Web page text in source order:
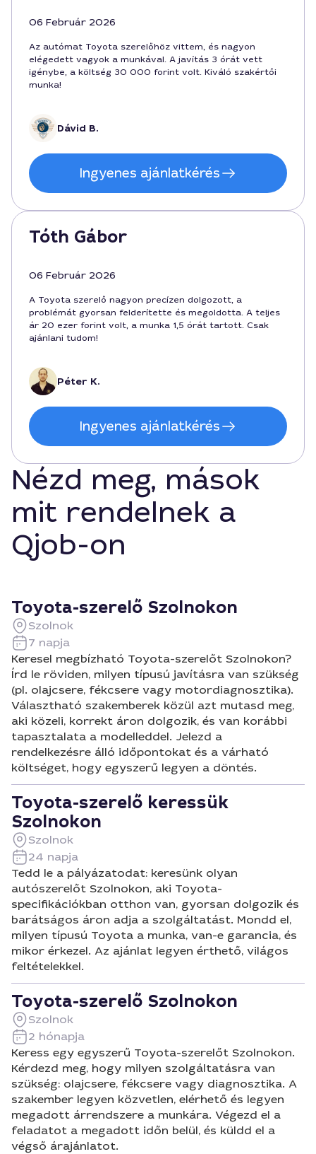
06 Február 2026
Az autómat Toyota szerelőhöz vittem, és nagyon
elégedett vagyok a munkával. A javítás 3 órát vett
igénybe, a költség 30 000 forint volt. Kiváló szakértői
munka!
Dávid B.
Ingyenes ajánlatkérés
Tóth Gábor
06 Február 2026
A Toyota szerelő nagyon precízen dolgozott, a
problémát gyorsan felderítette és megoldotta. A teljes
ár 20 ezer forint volt, a munka 1,5 órát tartott. Csak
ajánlani tudom!
Péter K.
Ingyenes ajánlatkérés
Nézd meg, mások
mit rendelnek a
Qjob-on
Toyota-szerelő Szolnokon
Szolnok
7 napja
Keresel megbízható Toyota-szerelőt Szolnokon?
Írd le röviden, milyen típusú javításra van szükség
(pl. olajcsere, fékcsere vagy motordiagnosztika).
Választható szakemberek közül azt mutasd meg,
aki közeli, korrekt áron dolgozik, és van korábbi
tapasztalata a modelleddel. Jelezd a
rendelkezésre álló időpontokat és a várható
költséget, hogy egyszerű legyen a döntés.
Toyota-szerelő keressük
Szolnokon
Szolnok
24 napja
Tedd le a pályázatodat: keresünk olyan
autószerelőt Szolnokon, aki Toyota-
specifikációkban otthon van, gyorsan dolgozik és
barátságos áron adja a szolgáltatást. Mondd el,
milyen típusú Toyota a munka, van-e garancia, és
mikor érkezel. Az ajánlat legyen érthető, világos
feltételekkel.
Toyota-szerelő Szolnokon
Szolnok
2 hónapja
Keress egy egyszerű Toyota-szerelőt Szolnokon.
Kérdezd meg, hogy milyen szolgáltatásra van
szükség: olajcsere, fékcsere vagy diagnosztika. A
szakember legyen közvetlen, elérhető és legyen
megadott árrendszere a munkára. Végezd el a
feladatot a megadott időn belül, és küldd el a
végső árajánlatot.